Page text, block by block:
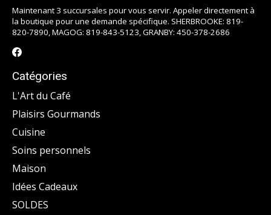
Maintenant 3 succursales pour vous servir. Appeler directement à
la boutique pour une demande spécifique. SHERBROOKE: 819-
820-7890, MAGOG: 819-843-5123, GRANBY: 450-378-2686
Catégories
L'Art du Café
Plaisirs Gourmands
Cuisine
Soins personnels
Maison
Idées Cadeaux
SOLDES